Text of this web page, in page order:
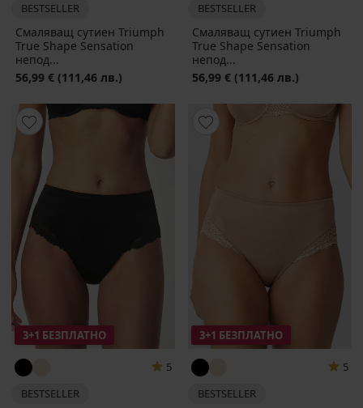
BESTSELLER
Смаляващ сутиен Triumph
True Shape Sensation
непод...
56,99 € (111,46 лв.)
BESTSELLER
Смаляващ сутиен Triumph
True Shape Sensation
непод...
56,99 € (111,46 лв.)
3+1 БЕЗПЛАТНО
5
BESTSELLER
3+1 БЕЗПЛАТНО
5
BESTSELLER